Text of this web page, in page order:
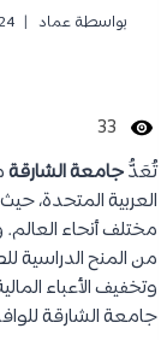
بواسطة عماد 24
33
تُعَدُّجامعة الشارقة
العربية المتحدة،
مختلف أنحاء
من المنح الدراسية
وتخفيف الأعباء
جامعة الشارقة